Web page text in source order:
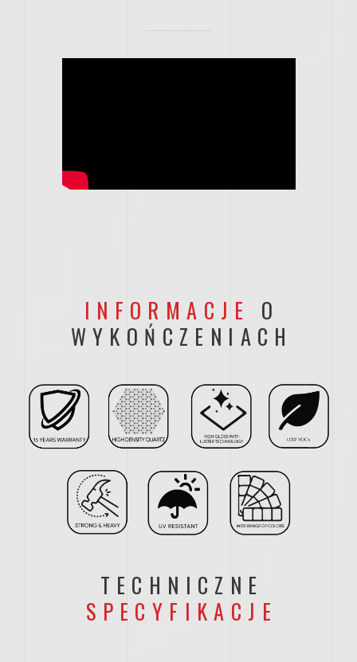
INFORMACJE
O
WYKOŃCZENIACH
TECHNICZNE
SPECYFIKACJE